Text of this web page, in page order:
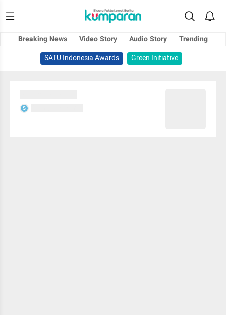
Breaking News Video Story Audio Story
Trending
SATU Indonesia Awards
Green Initiative
S